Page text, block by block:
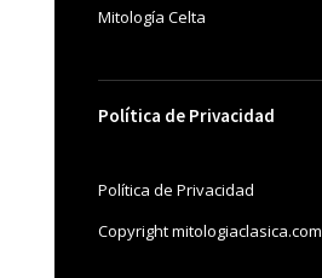
Mitología Celta
Política de Privacidad
Política de Privacidad
Copyright mitologiaclasica.com